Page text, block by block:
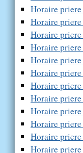
Horaire
Horaire
Horaire
Horaire
Horaire
Horaire
Horaire
Horaire
Horaire
Horaire
Horaire
Horaire